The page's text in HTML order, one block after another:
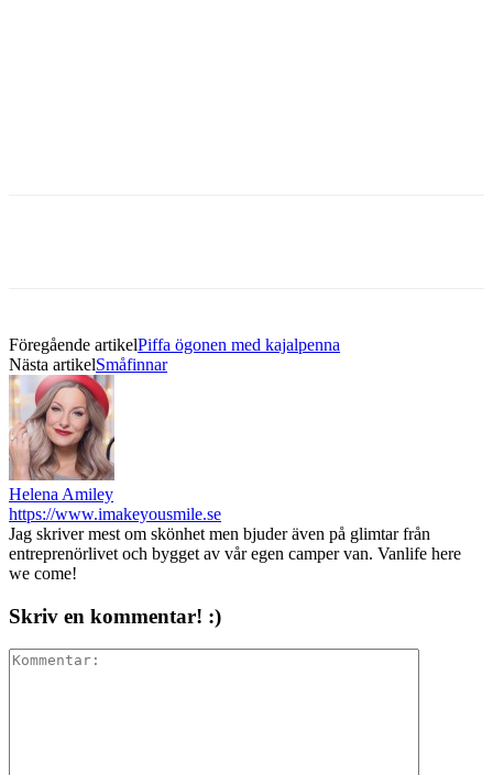
Föregående artikelPiffa ögonen med kajalpenna
Nästa artikelSmåfinnar
Helena Amiley
https://www.imakeyousmile.se
Jag skriver mest om skönhet men bjuder även på glimtar från
entreprenörlivet och bygget av vår egen camper van. Vanlife here
we come!
Skriv en kommentar! :)